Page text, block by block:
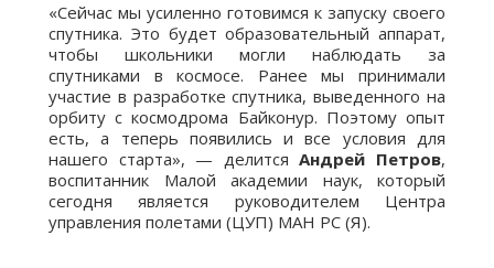
«Сейчас мы усиленно готовимся к запуску своего
спутника. Это будет образовательный аппарат,
чтобы школьники могли наблюдать за
спутниками в космосе. Ранее мы принимали
участие в разработке спутника, выведенного на
орбиту с космодрома Байконур. Поэтому опыт
есть, а теперь появились и все условия для
нашего старта», — делитсяАндрей Петров,
воспитанник Малой академии наук, который
сегодня является руководителем Центра
управления полетами (ЦУП) МАН РС (Я).